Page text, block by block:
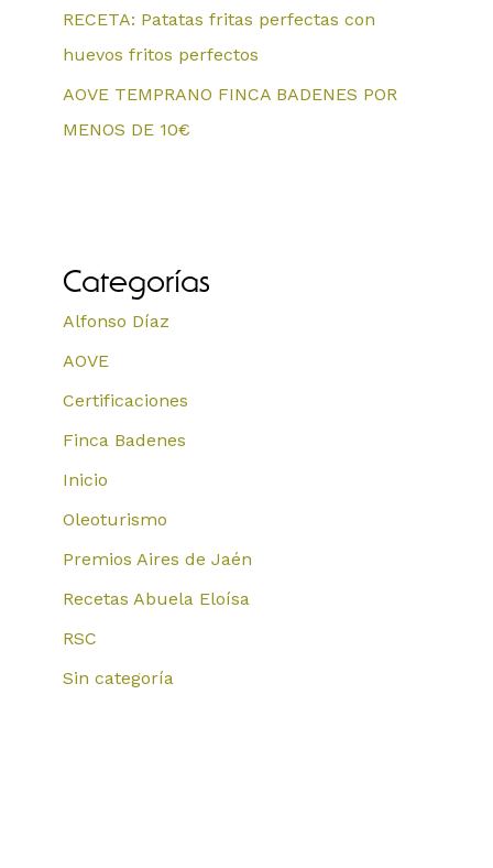
RECETA: Patatas fritas perfectas con
huevos fritos perfectos
AOVE TEMPRANO FINCA BADENES POR
MENOS DE 10€
Categorías
Alfonso Díaz
AOVE
Certificaciones
Finca Badenes
Inicio
Oleoturismo
Premios Aires de Jaén
Recetas Abuela Eloísa
RSC
Sin categoría